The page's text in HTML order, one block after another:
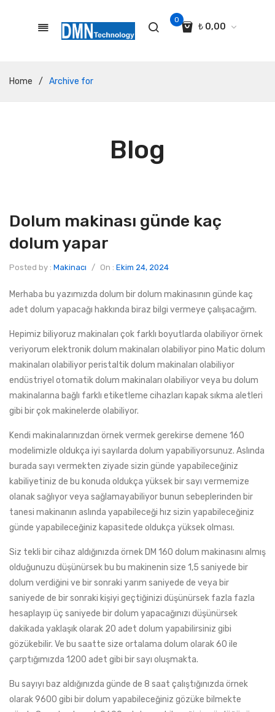
0
₺ 0,00
Home
/ Archive for
Blog
Dolum makinası günde kaç
dolum yapar
Posted by : Makinacı / On : Ekim 24, 2024
Merhaba bu yazımızda dolum bir dolum makinasının günde kaç
adet dolum yapacağı hakkında biraz bilgi vermeye çalışacağım.
Hepimiz biliyoruz makinaları çok farklı boyutlarda olabiliyor örnek
veriyorum elektronik dolum makinaları olabiliyor pino Matic dolum
makinaları olabiliyor peristaltik dolum makinaları olabiliyor
endüstriyel otomatik dolum makinaları olabiliyor veya bu dolum
makinalarına bağlı farklı etiketleme cihazları kapak sıkma aletleri
gibi bir çok makinelerde olabiliyor.
Kendi makinalarınızdan örnek vermek gerekirse demene 160
modelimizle oldukça iyi sayılarda dolum yapabiliyorsunuz. Aslında
burada sayı vermekten ziyade sizin günde yapabileceğiniz
kabiliyetiniz de bu konuda oldukça yüksek bir sayı vermemize
olanak sağlıyor veya sağlamayabiliyor bunun sebeplerinden bir
tanesi makinanın aslında yapabileceği hız sizin yapabileceğiniz
günde yapabileceğiniz kapasitede oldukça yüksek olması.
Siz tekli bir cihaz aldığınızda örnek DM 160 dolum makinasını almış
olduğunuzu düşünürsek bu bu makinenin size 1,5 saniyede bir
dolum verdiğini ve bir sonraki yarım saniyede de veya bir
saniyede de bir sonraki kişiyi geçtiğinizi düşünürsek fazla fazla
hesaplayıp üç saniyede bir dolum yapacağınızı düşünürsek
dakikada yaklaşık olarak 20 adet dolum yapabilirsiniz gibi
gözükebilir. Ve bu saatte size ortalama dolum olarak 60 ile
çarptığımızda 1200 adet gibi bir sayı oluşmakta.
Bu sayıyı baz aldığınızda günde de 8 saat çalıştığınızda örnek
olarak 9600 gibi bir dolum yapabileceğiniz gözüke bilmekte